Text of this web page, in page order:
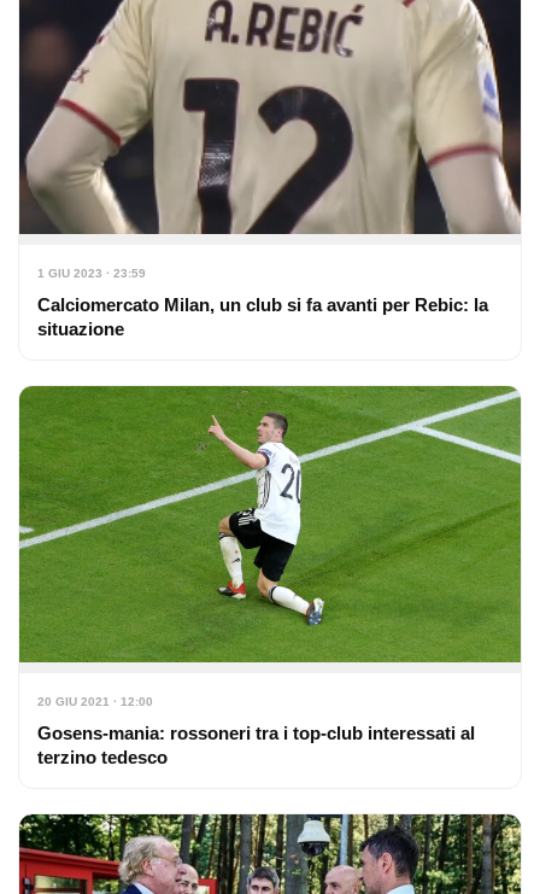
1 GIU 2023 · 23:59
Calciomercato Milan, un club si fa avanti per Rebic: la
situazione
20 GIU 2021 · 12:00
Gosens-mania: rossoneri tra i top-club interessati al
terzino tedesco